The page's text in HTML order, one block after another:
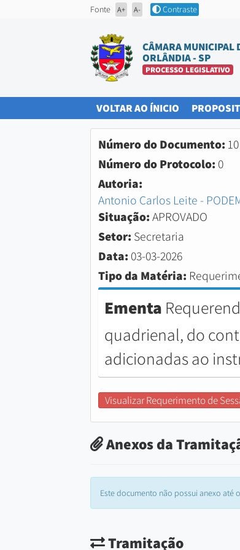
Fonte A+ A- Contraste
CÂMARA MUNICIPAL
ORLÂNDIA - SP
PROCESSO LEGISLATIVO
VOLTAR AO ÍNICIO (CURRENT)
Número do Documento: 10
Número do Protocolo: 0
Autoria:
Antonio Carlos Leite -
Situação:APROVADO
Setor: Secretaria
Data: 03-03-2026
Tipo da Matéria:
Ementa
quadrienal, do
adicionadas ao
Visualizar Requerimento de
Anexos da
Este documento não possui anexo até
Tramitação